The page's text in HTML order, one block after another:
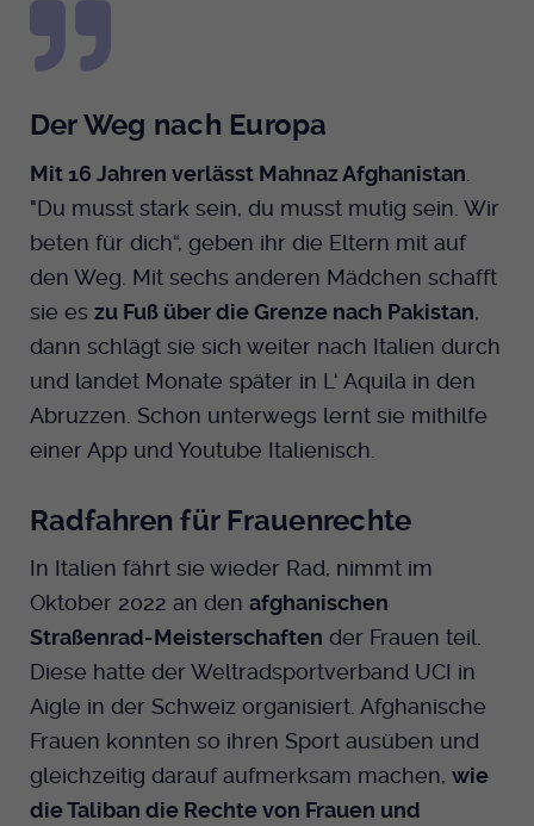
Der Weg nach Europa
Mit 16 Jahren verlässt Mahnaz Afghanistan
"Du musst stark sein, du musst mutig sein. Wir
beten für dich“, geben ihr die Eltern mit auf
den Weg. Mit sechs anderen Mädchen schafft
sie es zu Fuß über die Grenze nach Pakistan,
dann schlägt sie sich weiter nach Italien durch
und landet Monate später in L‘ Aquila in den
Abruzzen. Schon unterwegs lernt sie mithilfe
einer App und Youtube Italienisch.
Radfahren für Frauenrechte
In Italien fährt sie wieder Rad, nimmt im
Oktober 2022 an den afghanischen
Straßenrad-Meisterschaften der Frauen teil.
Diese hatte der Weltradsportverband UCI in
Aigle in der Schweiz organisiert. Afghanische
Frauen konnten so ihren Sport ausüben und
gleichzeitig darauf aufmerksam machen, wie
die Taliban die Rechte von Frauen und